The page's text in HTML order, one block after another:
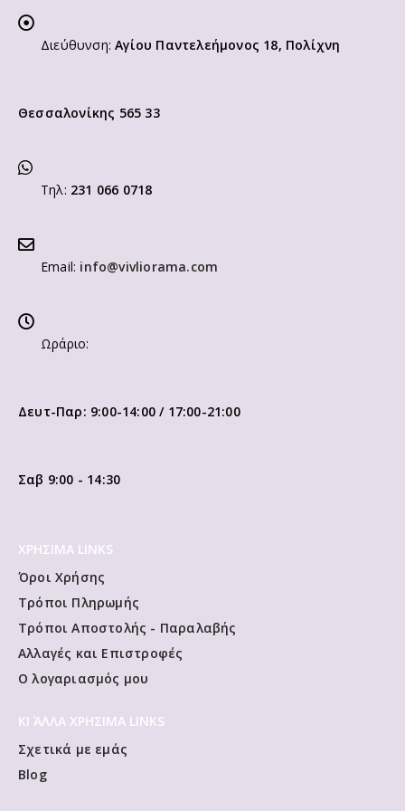
Διεύθυνση: Αγίου Παντελεήμονος 18, Πολίχνη
Θεσσαλονίκης 565 33
Τηλ: 231 066 0718
Email: info@vivliorama.com
Ωράριο:
Δευτ-Παρ: 9:00-14:00 / 17:00-21:00
Σαβ 9:00 - 14:30
ΧΡΗΣΙΜΑ LINKS
Όροι Χρήσης
Τρόποι Πληρωμής
Τρόποι Αποστολής - Παραλαβής
Αλλαγές και Επιστροφές
Ο λογαριασμός μου
ΚΙ ΆΛΛΑ ΧΡΗΣΙΜΑ LINKS
Σχετικά με εμάς
Blog